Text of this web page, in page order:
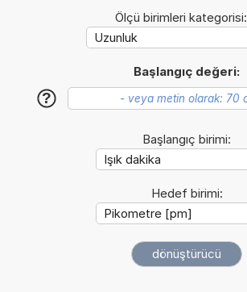
Ölçü birimleri kategorisi:
Başlangıç değeri:
?
Başlangıç birimi:
Hedef birimi: